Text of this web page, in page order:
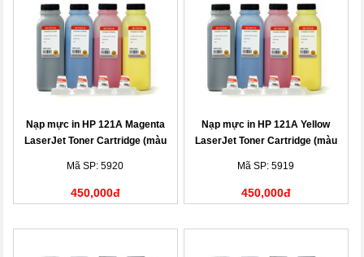
Nạp mực in HP 121A Magenta
LaserJet Toner Cartridge (màu
Mã SP: 5920
450,000đ
Nạp mực in HP 121A Yellow
LaserJet Toner Cartridge (màu
Mã SP: 5919
450,000đ